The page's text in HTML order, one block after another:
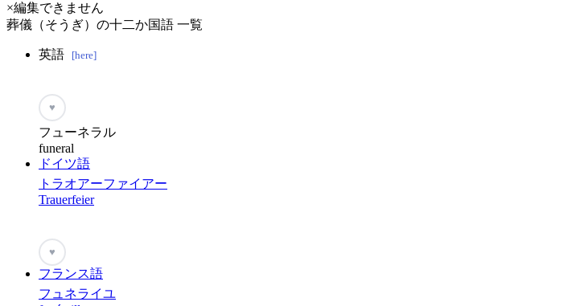
×編集できません
葬儀（そうぎ）の十二か国語 一覧
英語 [here]
♥
フューネラル
funeral
ドイツ語
トラオアーファイアー
Trauerfeier
♥
フランス語
フュネライユ